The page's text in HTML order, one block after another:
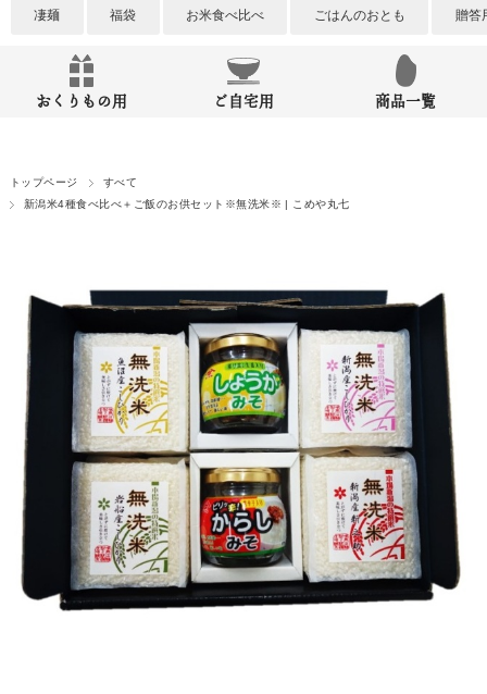
凄麺 福袋 お米食べ比べ ごはんのおとも 贈答
おくりもの用 ご自宅用 商品一覧
トップページ
すべて
新潟米4種食べ比べ＋ご飯のお供セット※無洗米※ | こめや丸七